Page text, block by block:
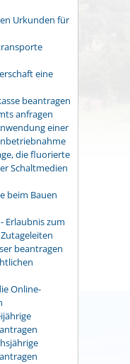
Urkunden für
eine
beantragen
anfragen
einer
die fluorierte
Schaltmedien
beim Bauen
Erlaubnis zum
beantragen
Online-